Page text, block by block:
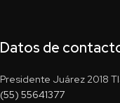
Datos de
Presidente Juárez 2018
(55) 55641377